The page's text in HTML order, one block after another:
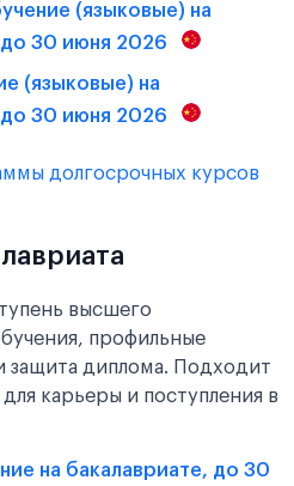
(языковые) на
30 июня 2026
(языковые) на
30 июня 2026
долгосрочных курсов
высшего
профильные
защита диплома. Подходит
карьеры и поступления в
на бакалавриате, до 30